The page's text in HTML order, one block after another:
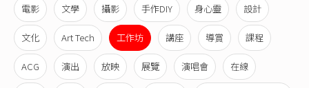
電影 文學 攝影 手作DIY 身心靈 設計
文化 Art Tech 工作坊 講座 導賞 課程
ACG 演出 放映 展覽 演唱會 在線